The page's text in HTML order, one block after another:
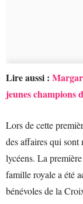
Lire aussi :
jeunes champions
Lors de cette
des affaires qui sont
lycéens. La
famille royale a été
bénévoles de la